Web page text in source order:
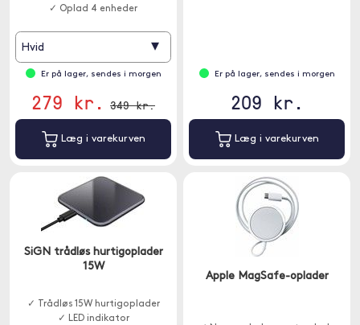
✓ Oplad 4 enheder
Hvid ▾
Er på lager, sendes i morgen
279 kr. 349 kr.
Læg i varekurven
Er på lager, sendes i morgen
209 kr.
Læg i varekurven
SiGN trådløs hurtigoplader
15W
✓ Trådløs 15W hurtigoplader
✓ LED indikator
Apple MagSafe-oplader